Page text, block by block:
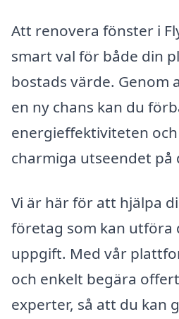
Att renovera fönster i
smart val för både din
bostads värde. Genom
en ny chans kan du
energieffektiviteten
charmiga utseendet på
Vi är här för att hjälpa
företag som kan utföra
uppgift. Med vår
och enkelt begära
experter, så att du kan